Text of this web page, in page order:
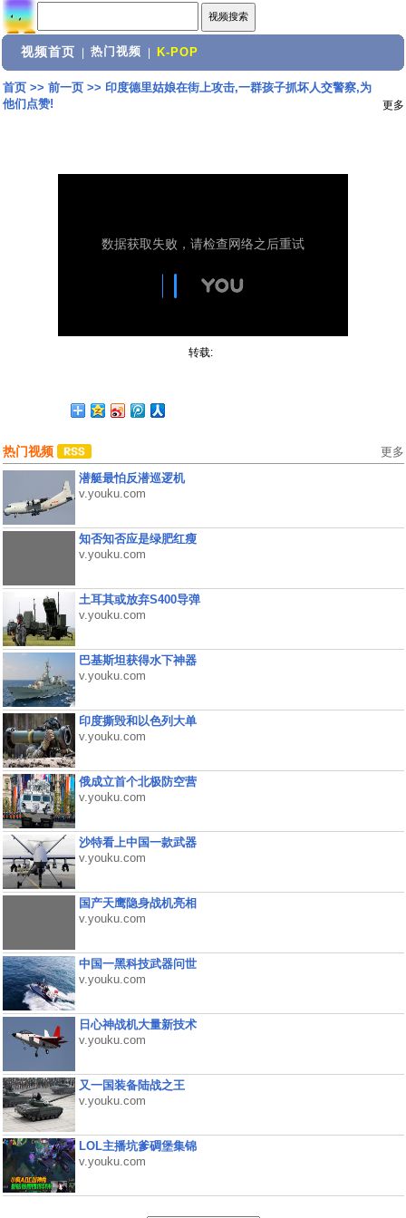
视频首页 热门视频 K-POP
首页>> 前一页>> 印度德里姑娘在街上攻击,一群孩子抓坏人交警察,为
他们点赞!
更多
转载:
热门视频 更多
潜艇最怕反潜巡逻机
v.youku.com
知否知否应是绿肥红瘦
v.youku.com
土耳其或放弃S400导弹
v.youku.com
巴基斯坦获得水下神器
v.youku.com
印度撕毁和以色列大单
v.youku.com
俄成立首个北极防空营
v.youku.com
沙特看上中国一款武器
v.youku.com
国产天鹰隐身战机亮相
v.youku.com
中国一黑科技武器问世
v.youku.com
日心神战机大量新技术
v.youku.com
又一国装备陆战之王
v.youku.com
LOL主播坑爹碉堡集锦
v.youku.com